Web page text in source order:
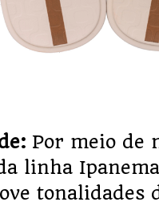
Por meio de
linha
tonalidades